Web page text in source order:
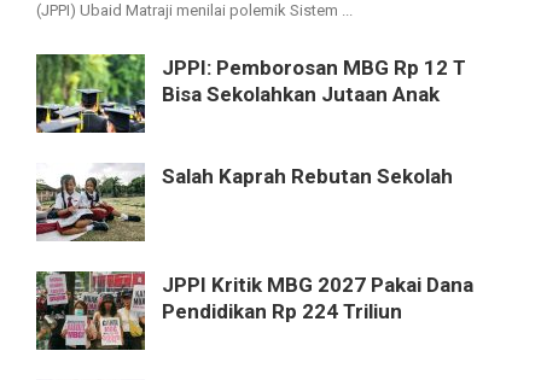
(JPPI) Ubaid Matraji menilai polemik Sistem ...
JPPI: Pemborosan MBG Rp 12 T
Bisa Sekolahkan Jutaan Anak
Salah Kaprah Rebutan Sekolah
JPPI Kritik MBG 2027 Pakai Dana
Pendidikan Rp 224 Triliun